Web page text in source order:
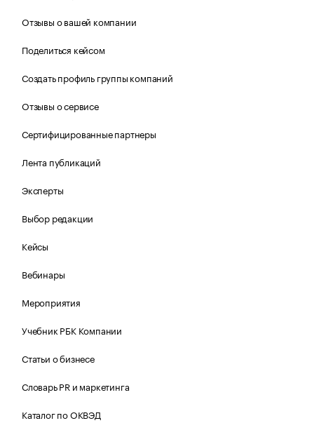
Отзывы о вашей компании
Поделиться кейсом
Создать профиль группы компаний
Отзывы о сервисе
Сертифицированные партнеры
Лента публикаций
Эксперты
Выбор редакции
Кейсы
Вебинары
Мероприятия
Учебник РБК Компании
Статьи о бизнесе
Словарь PR и маркетинга
Каталог по ОКВЭД